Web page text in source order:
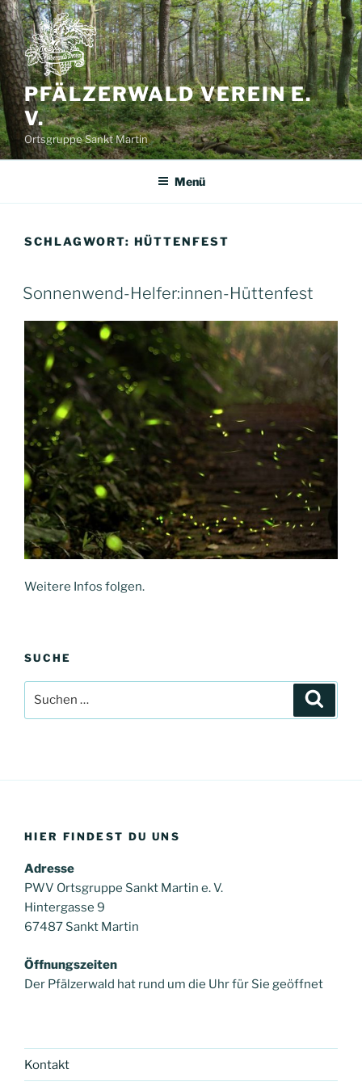
Zum
Inhalt
springen
PFÄLZERWALD VEREIN E.
V.
Ortsgruppe Sankt Martin
Menü
SCHLAGWORT: HÜTTENFEST
Sonnenwend-Helfer:innen-Hüttenfest
Weitere Infos folgen.
SUCHE
nach:
HIER FINDEST DU UNS
Adresse
PWV Ortsgruppe Sankt Martin e. V.
Hintergasse 9
67487 Sankt Martin
Öffnungszeiten
Der Pfälzerwald hat rund um die Uhr für Sie geöffnet
Kontakt